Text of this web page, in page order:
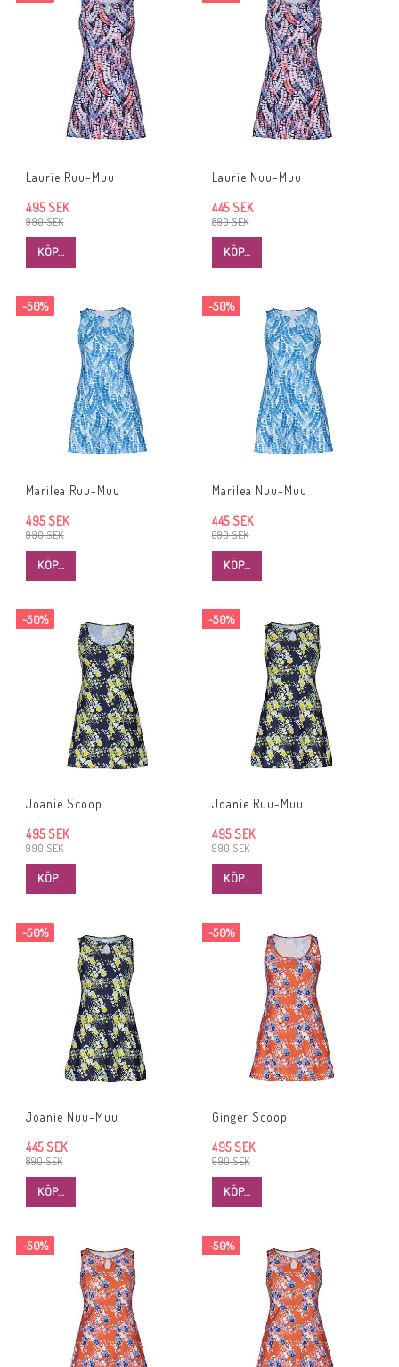
Laurie Ruu-Muu
990 SEK
495 SEK
KÖP…
Laurie Nuu-Muu
890 SEK
445 SEK
KÖP…
-50%
Marilea Ruu-Muu
990 SEK
495 SEK
KÖP…
-50%
Marilea Nuu-Muu
890 SEK
445 SEK
KÖP…
-50%
Joanie Scoop
990 SEK
495 SEK
KÖP…
-50%
Joanie Ruu-Muu
990 SEK
495 SEK
KÖP…
-50%
Joanie Nuu-Muu
890 SEK
445 SEK
KÖP…
-50%
Ginger Scoop
990 SEK
495 SEK
KÖP…
-50% -50%